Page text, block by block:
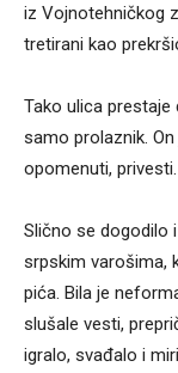
iz Vojnotehničkog
tretirani kao
Tako ulica prestaje
samo prolaznik.
opomenuti, privesti.
Slično se dogodilo
srpskim varošima,
pića. Bila je
slušale vesti,
igralo, svađalo i